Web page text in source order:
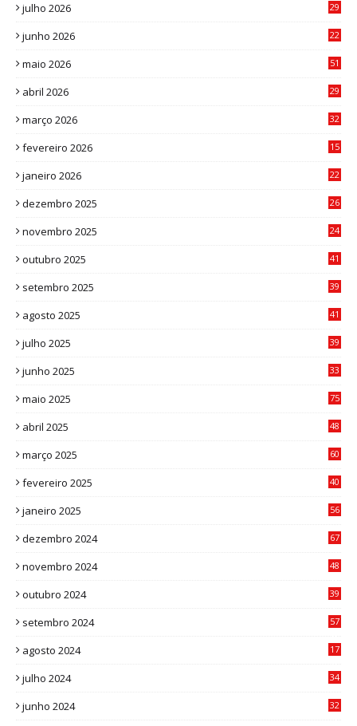
julho 2026
29
junho 2026
22
maio 2026
51
abril 2026
29
março 2026
32
fevereiro 2026
15
janeiro 2026
22
dezembro 2025
26
novembro 2025
24
outubro 2025
41
setembro 2025
39
agosto 2025
41
julho 2025
39
junho 2025
33
maio 2025 75
abril 2025
48
março 2025
60
fevereiro 2025
40
janeiro 2025
56
dezembro 2024
67
novembro 2024
48
outubro 2024
39
setembro 2024
57
agosto 2024
17
julho 2024
34
junho 2024
32